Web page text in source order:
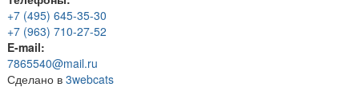
+7 (495) 645-35-30
+7 (963) 710-27-52
E-mail:
7865540@mail.ru
Сделано в 3webcats